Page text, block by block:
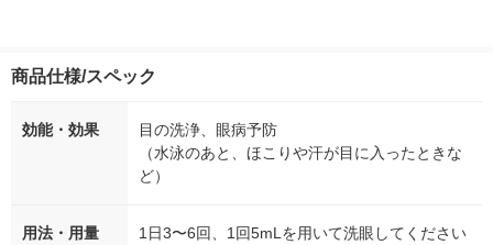
商品仕様/スペック
効能・効果
目の洗浄、眼病予防
（水泳のあと、ほこりや汗が目に入ったときな
ど）
用法・用量 1日3〜6回、1回5mLを用いて洗眼してください